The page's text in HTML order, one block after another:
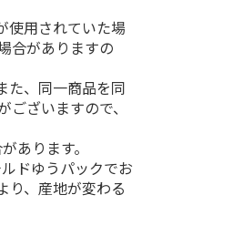
使用されていた場
合がありますの
た、同一商品を同
ざいますので、
あります。
ドゆうパックでお
り、産地が変わる